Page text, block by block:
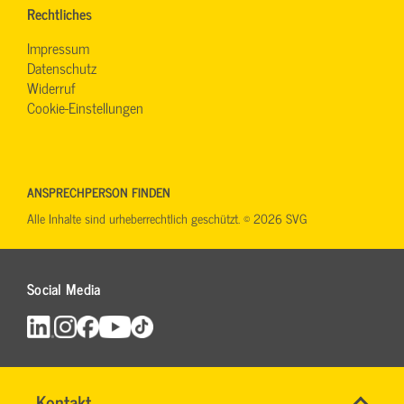
Name*
Rechtliches
Impressum
Datenschutz
Widerruf
Cookie-Einstellungen
Social Media
ANSPRECHPERSON FINDEN
Alle Inhalte sind urheberrechtlich geschützt. © 2026 SVG